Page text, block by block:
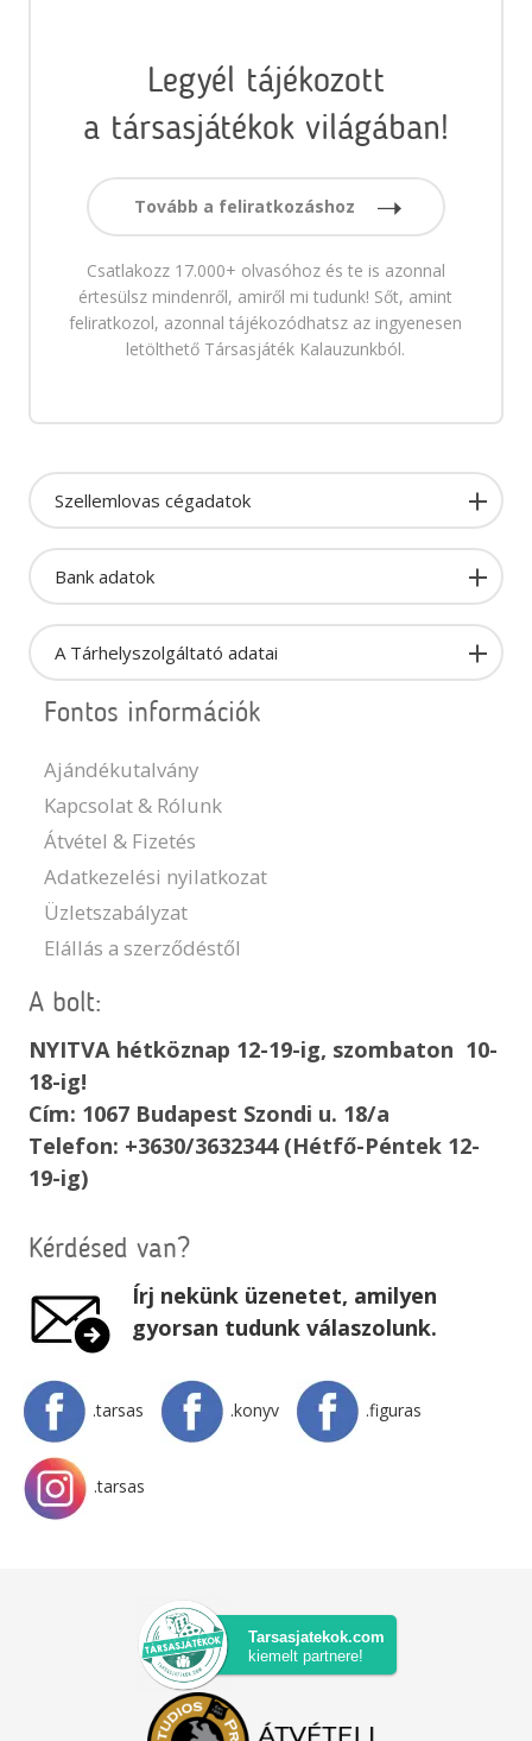
Legyél tájékozott
a társasjátékok világában!
Tovább a feliratkozáshoz
Csatlakozz 17.000+ olvasóhoz és te is azonnal
értesülsz mindenről, amiről mi tudunk! Sőt, amint
feliratkozol, azonnal tájékozódhatsz az ingyenesen
letölthető Társasjáték Kalauzunkból.
Szellemlovas cégadatok
Bank adatok
A Tárhelyszolgáltató adatai
Fontos információk
Ajándékutalvány
Kapcsolat & Rólunk
Átvétel & Fizetés
Adatkezelési nyilatkozat
Üzletszabályzat
Elállás a szerződéstől
A bolt:
NYITVA hétköznap 12-19-ig, szombaton 10-
18-ig!
Cím: 1067 Budapest Szondi u. 18/a
Telefon: +3630/3632344 (Hétfő-Péntek 12-
19-ig)
Kérdésed van?
Írj nekünk üzenetet, amilyen
gyorsan tudunk válaszolunk.
.tarsas .konyv .figuras
.tarsas
Tarsasjatekok.com
kiemelt partnere!